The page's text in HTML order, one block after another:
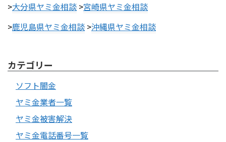
>大分県ヤミ金相談 >宮崎県ヤミ金相談
>鹿児島県ヤミ金相談 >沖縄県ヤミ金相談
カテゴリー
ソフト闇金
ヤミ金業者一覧
ヤミ金被害解決
ヤミ金電話番号一覧